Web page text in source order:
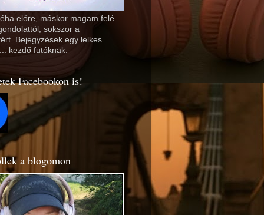
előre, máskor magam felé.
sokszor a
Bejegyzések egy lelkes
kezdő futóknak.
Facebookon is!
a blogomon